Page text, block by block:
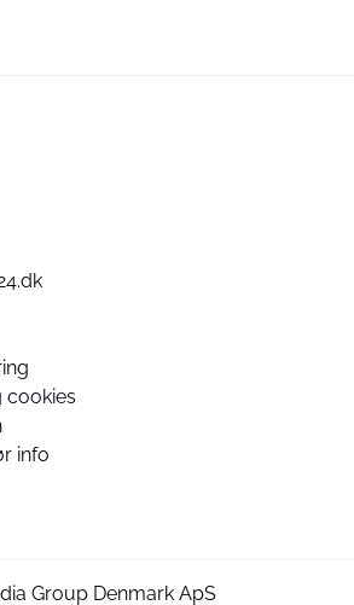
cookies
info
Group Denmark ApS